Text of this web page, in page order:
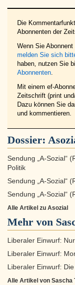
Die
Abonnenten der
Wenn Sie
melden Sie sich
haben, nutzen Sie
Abonnenten.
Mit einem ef-
Zeitschrift (print
Dazu können Sie
und kommentieren.
Dossier:
Sendung „A-Sozial“
Politik
Sendung „A-Sozial“
Sendung „A-Sozial“
Alle Artikel zu Asozial
Mehr von
Liberaler Einwurf:
Liberaler Einwurf:
Liberaler Einwurf:
Alle Artikel von Sascha